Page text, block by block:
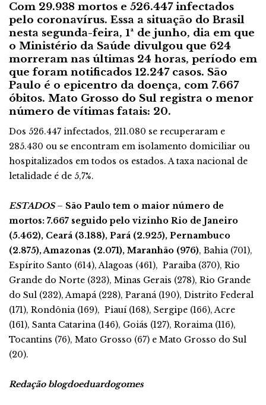
Com 29.938 mortos e 526.447 infectados
pelo coronavírus. Essa a situação do Brasil
nesta segunda-feira, 1ª de junho, dia em que
o Ministério da Saúde divulgou que 624
morreram nas últimas 24 horas, período em
que foram notificados 12.247 casos. São
Paulo é o epicentro da doença, com 7.667
óbitos. Mato Grosso do Sul registra o menor
número de vítimas fatais: 20.
Dos 526.447 infectados, 211.080 se recuperaram e
285.430 ou se encontram em isolamento domiciliar ou
hospitalizados em todos os estados. A taxa nacional de
letalidade é de 5,7%.
ESTADOS – São Paulo tem o maior número de
mortos: 7.667 seguido pelo vizinho Rio de Janeiro
(5.462), Ceará (3.188), Pará (2.925), Pernambuco
(2.875), Amazonas (2.071), Maranhão (976), Bahia (701),
Espírito Santo (614), Alagoas (461), Paraiba (370), Rio
Grande do Norte (323), Minas Gerais (278), Rio Grande
do Sul (232), Amapá (228), Paraná (190), Distrito Federal
(171), Rondônia (169), Piauí (168), Sergipe (166), Acre
(161), Santa Catarina (146), Goiás (127), Roraima (116),
Tocantins (76), Mato Grosso (67) e Mato Grosso do Sul
(20).
Redação blogdoeduardogomes